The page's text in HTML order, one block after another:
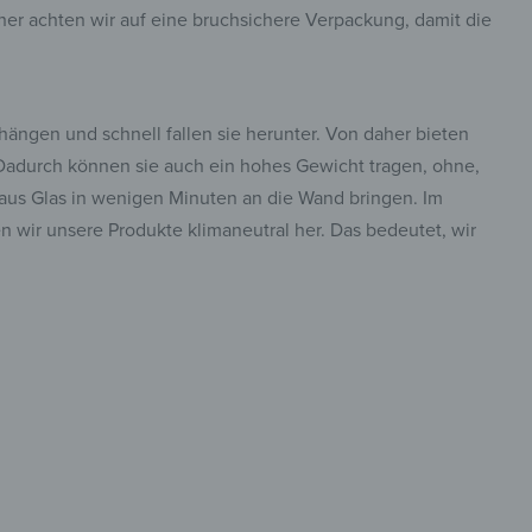
achten wir auf eine bruchsichere Verpackung, damit die
und schnell fallen sie herunter. Von daher bieten
können sie auch ein hohes Gewicht tragen, ohne,
Glas in wenigen Minuten an die Wand bringen. Im
unsere Produkte klimaneutral her. Das bedeutet, wir